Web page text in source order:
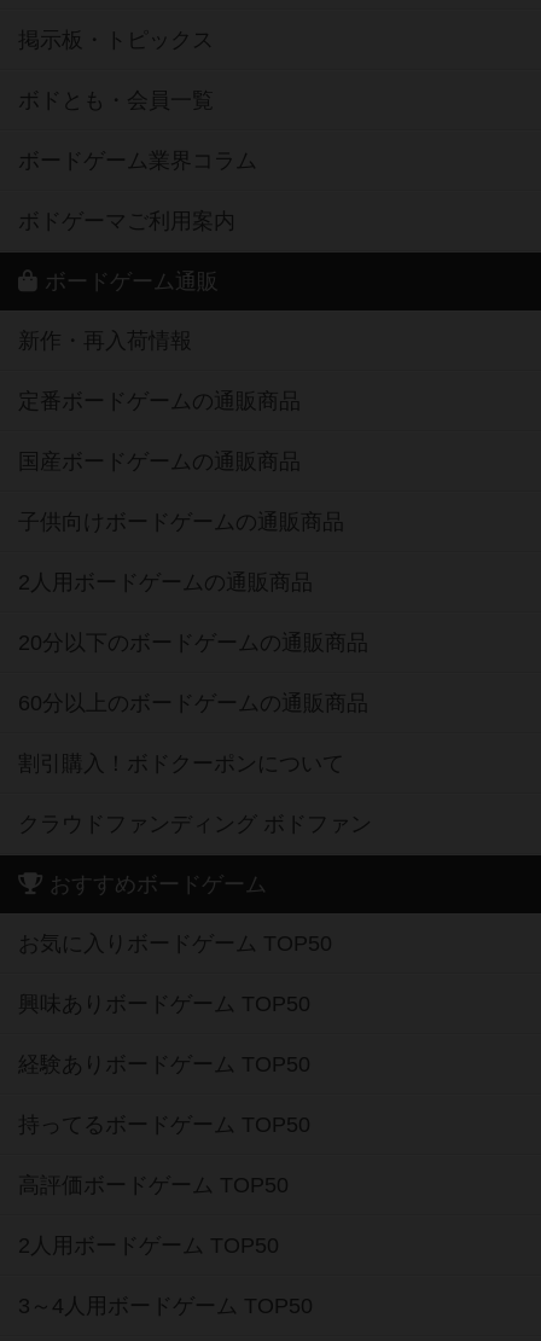
掲示板・トピックス
ボドとも・会員一覧
ボードゲーム業界コラム
ボドゲーマご利用案内
ボードゲーム通販
新作・再入荷情報
定番ボードゲームの通販商品
国産ボードゲームの通販商品
子供向けボードゲームの通販商品
2人用ボードゲームの通販商品
20分以下のボードゲームの通販商品
60分以上のボードゲームの通販商品
割引購入！ボドクーポンについて
クラウドファンディング ボドファン
おすすめボードゲーム
お気に入りボードゲーム TOP50
興味ありボードゲーム TOP50
経験ありボードゲーム TOP50
持ってるボードゲーム TOP50
高評価ボードゲーム TOP50
2人用ボードゲーム TOP50
3～4人用ボードゲーム TOP50